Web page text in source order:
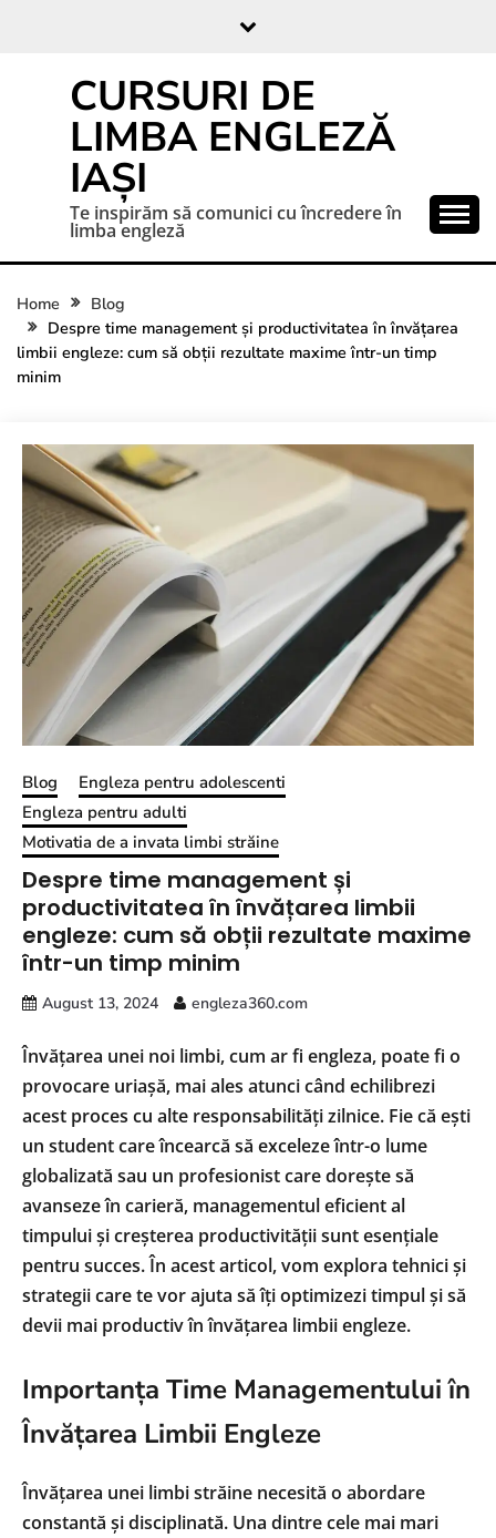
CURSURI DE
LIMBA ENGLEZĂ
IAȘI
Te inspirăm să comunici cu încredere în
limba engleză
Home
Blog
Despre time management și productivitatea în învățarea
limbii engleze: cum să obții rezultate maxime într-un timp
minim
Blog
Engleza pentru adolescenti
Engleza pentru adulti
Motivatia de a invata limbi străine
Despre time management și
productivitatea în învățarea limbii
engleze: cum să obții rezultate maxime
într-un timp minim
August 13, 2024 engleza360.com
Învățarea unei noi limbi, cum ar fi engleza, poate fi o
provocare uriașă, mai ales atunci când echilibrezi
acest proces cu alte responsabilități zilnice. Fie că ești
un student care încearcă să exceleze într-o lume
globalizată sau un profesionist care dorește să
avanseze în carieră, managementul eficient al
timpului și creșterea productivității sunt esențiale
pentru succes. În acest articol, vom explora tehnici și
strategii care te vor ajuta să îți optimizezi timpul și să
devii mai productiv în învățarea limbii engleze.
Importanța Time Managementului în
Învățarea Limbii Engleze
Învățarea unei limbi străine necesită o abordare
constantă și disciplinată. Una dintre cele mai mari